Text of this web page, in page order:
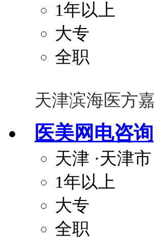
1年以上
大专
全职
天津滨海医方
医美网电咨询
天津 ·天津市
1年以上
大专
全职